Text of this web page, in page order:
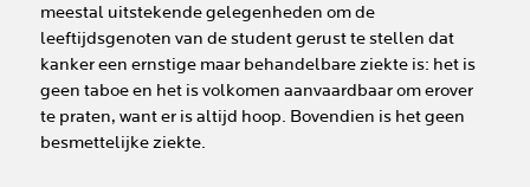
meestal uitstekende gelegenheden om de
leeftijdsgenoten van de student gerust te stellen dat
kanker een ernstige maar behandelbare ziekte is: het is
geen taboe en het is volkomen aanvaardbaar om erover
te praten, want er is altijd hoop. Bovendien is het geen
besmettelijke ziekte.